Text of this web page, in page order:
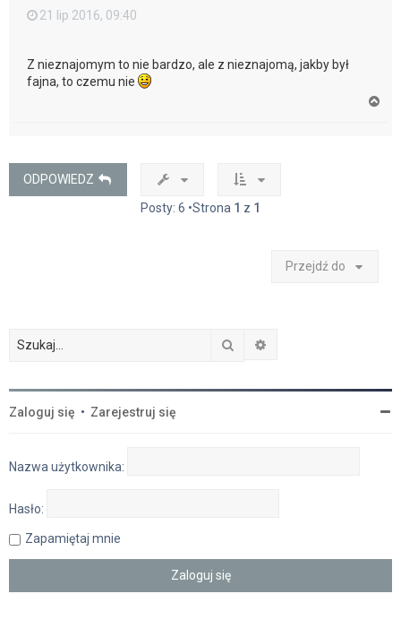
21 lip 2016, 09:40
Z nieznajomym to nie bardzo, ale z nieznajomą, jakby był
fajna, to czemu nie
ODPOWIEDZ
Posty: 6 •Strona 1 z 1
Przejdź do
Szukaj
Zaloguj się • Zarejestruj się
Nazwa użytkownika:
Hasło:
Zapamiętaj mnie